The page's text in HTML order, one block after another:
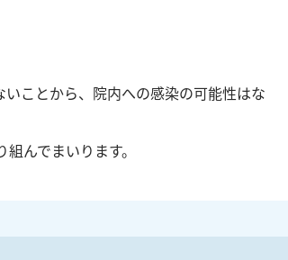
ことから、院内への感染の可能性はな
んでまいります。